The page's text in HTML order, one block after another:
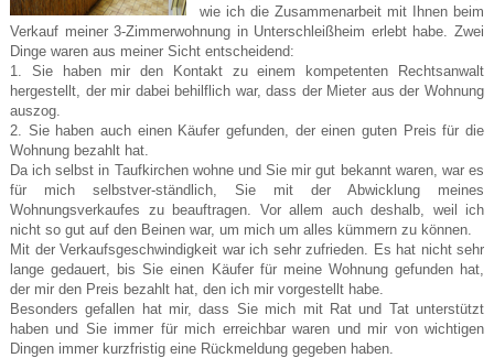
wie ich die Zusammenarbeit mit Ihnen beim
Verkauf meiner 3-Zimmerwohnung in Unterschleißheim erlebt habe. Zwei
Dinge waren aus meiner Sicht entscheidend:
1. Sie haben mir den Kontakt zu einem kompetenten Rechtsanwalt
hergestellt, der mir dabei behilflich war, dass der Mieter aus der Wohnung
auszog.
2. Sie haben auch einen Käufer gefunden, der einen guten Preis für die
Wohnung bezahlt hat.
Da ich selbst in Taufkirchen wohne und Sie mir gut bekannt waren, war es
für mich selbstver-ständlich, Sie mit der Abwicklung meines
Wohnungsverkaufes zu beauftragen. Vor allem auch deshalb, weil ich
nicht so gut auf den Beinen war, um mich um alles kümmern zu können.
Mit der Verkaufsgeschwindigkeit war ich sehr zufrieden. Es hat nicht sehr
lange gedauert, bis Sie einen Käufer für meine Wohnung gefunden hat,
der mir den Preis bezahlt hat, den ich mir vorgestellt habe.
Besonders gefallen hat mir, dass Sie mich mit Rat und Tat unterstützt
haben und Sie immer für mich erreichbar waren und mir von wichtigen
Dingen immer kurzfristig eine Rückmeldung gegeben haben.